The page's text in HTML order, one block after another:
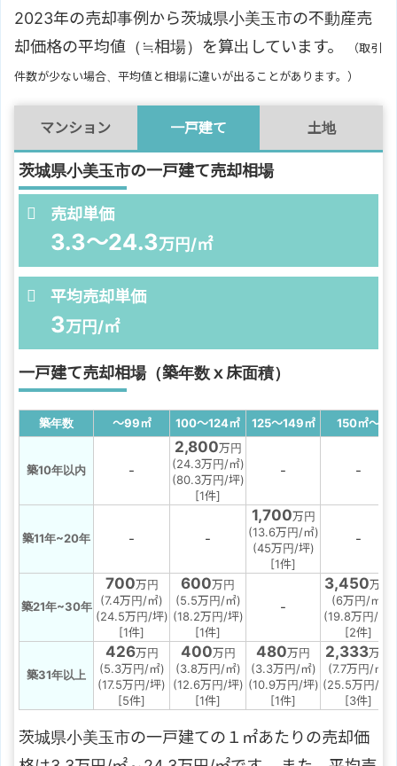
2023年の売却事例から茨城県小美玉市の不動産売
却価格の平均値（≒相場）を算出しています。
（取引
件数が少ない場合、平均値と相場に違いが出ることがあります。）
マンション 一戸建て 土地
茨城県小美玉市の一戸建て売却相場
売却単価
3.3～24.3万円/㎡
平均売却単価
3万円/㎡
一戸建て売却相場（築年数ｘ床面積）
築年数 ～99㎡ 100～124㎡ 125～149㎡ 150㎡～
築10年以内 -
2,800万円
(24.3万円/㎡)
(80.3万円/坪)
[1件]
- -
築11年~20年 - -
1,700万円
(13.6万円/㎡)
(45万円/坪)
[1件]
-
築21年~30年
700万円
(7.4万円/㎡)
(24.5万円/坪)
[1件]
600万円
(5.5万円/㎡)
(18.2万円/坪)
[1件]
-
3,450万円
(6万円/㎡)
(19.8万円/坪)
[2件]
築31年以上
426万円
(5.3万円/㎡)
(17.5万円/坪)
[5件]
400万円
(3.8万円/㎡)
(12.6万円/坪)
[1件]
480万円
(3.3万円/㎡)
(10.9万円/坪)
[1件]
2,333万円
(7.7万円/㎡)
(25.5万円/坪)
[3件]
茨城県小美玉市の一戸建ての１㎡あたりの売却価